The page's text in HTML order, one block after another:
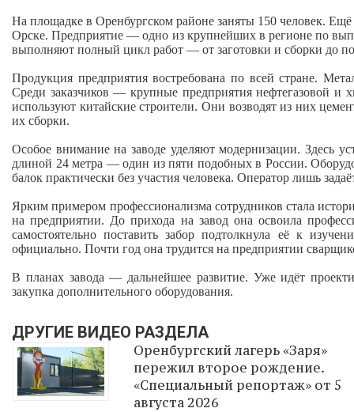
На площадке в Оренбургском районе заняты 150 человек.
Орске. Предприятие — одно из крупнейших в регионе по
выполняют полный цикл работ — от заготовки и сборки до
Продукция предприятия востребована по всей стране.
Среди заказчиков — крупные предприятия нефтегазовой и
используют китайские строители. Они возводят из них
их сборки.
Особое внимание на заводе уделяют модернизации. Здесь
длиной 24 метра — один из пяти подобных в России.
балок практически без участия человека. Оператор лишь
Ярким примером профессионализма сотрудников стала
на предприятии. До прихода на завод она освоила
самостоятельно поставить забор подтолкнула её к
официально. Почти год она трудится на предприятии
В планах завода — дальнейшее развитие. Уже идёт
закупка дополнительного оборудования.
ДРУГИЕ ВИДЕО РАЗДЕЛА
Оренбургский лагерь «Заря»
пережил второе рождение.
«Специальный репортаж» от 5
августа 2026